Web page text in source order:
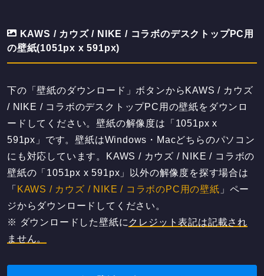
KAWS / カウズ / NIKE / コラボのデスクトップPC用
の壁紙(1051px x 591px)
下の「壁紙のダウンロード」ボタンからKAWS / カウズ
/ NIKE / コラボのデスクトップPC用の壁紙をダウンロ
ードしてください。壁紙の解像度は「1051px x
591px」です。壁紙はWindows・Macどちらのパソコン
にも対応しています。KAWS / カウズ / NIKE / コラボの
壁紙の「1051px x 591px」以外の解像度を探す場合は
「 KAWS / カウズ / NIKE / コラボのPC用の壁紙 」ペー
ジからダウンロードしてください。
※ ダウンロードした壁紙にクレジット表記は記載され
ません。